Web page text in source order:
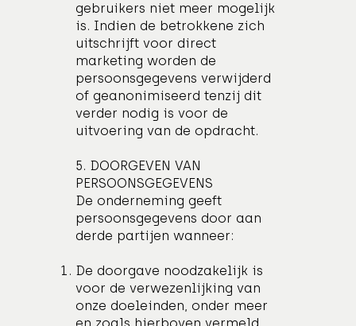
gebruikers niet meer mogelijk
is. Indien de betrokkene zich
uitschrijft voor direct
marketing worden de
persoonsgegevens verwijderd
of geanonimiseerd tenzij dit
verder nodig is voor de
uitvoering van de opdracht.
5. DOORGEVEN VAN
PERSOONSGEGEVENS
De onderneming geeft
persoonsgegevens door aan
derde partijen wanneer:
De doorgave noodzakelijk is
voor de verwezenlijking van
onze doeleinden, onder meer